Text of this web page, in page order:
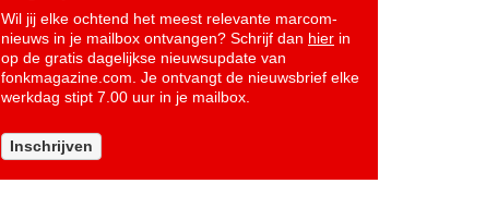
Wil jij elke ochtend het meest relevante marcom-
nieuws in je mailbox ontvangen? Schrijf dan hier in
op de gratis dagelijkse nieuwsupdate van
fonkmagazine.com. Je ontvangt de nieuwsbrief elke
werkdag stipt 7.00 uur in je mailbox.
Inschrijven